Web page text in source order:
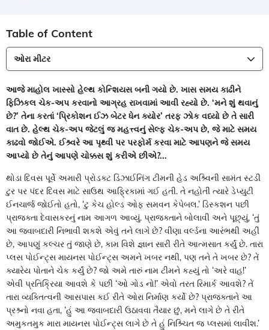
Table of Content
ઓરા મીટર
આજે માહોલ ખાસ્સો હેલ્થ કોન્શિયસ બની ગયો છે. ખાસ સમય કાઢીને
ફિઝિકલ ચેક-અપ કરવાનો આગ્રહ રાખવામાં આવી રહ્યો છે. ‘મને શું થવાનું
છે?’ તેના કરતાં ‘પ્રિકોશન ઈઝ બેટર ધેન ક્યોર’ તરફ ઝોક વધ્યો છે તે સારી
વાત છે. હેલ્થ ચેક-અપ જેટલું જ મહત્ત્વનું સેલ્ફ ચેક-અપ છે, જે માટે સમય
કાઢવો જોઈએ. ઈશ્ર્વરે આ પૃથ્વી પર પરફોર્મ કરવા માટે આપણને જે સમય
આપ્યો છે તેનું આપણે ચોક્કસ શું કરીએ છીએ?...
થોડા દિવસ પૂર્વે અમારી પ્રોડક્ટ ડિઝાઈનિંગ ટીમની હેડ અશ્ર્વિની સામંત સ્ટડી
ટુર પર પંદર દિવસ માટે સાઉથ આફ્રિકામાં ગઈ હતી. તે નહોતી ત્યારે ડેપ્યુટી
ઈનચાર્જ જોઈતો હતો, ‘ટુ કેચ હોલ્ડ ઓફ સમવન કેપેબલ.’ ડિસ્કશન પછી
પ્રાજક્તા દેવાસકરનું નામ આગળ આવ્યું. પ્રાજક્તાને બોલાવી અને પૂછ્યું, ‘તું
આ જવાબદારી નિભાવી શકશે એવું તને લાગે છે? વીણા વર્લ્ડના આરંભથી અહીં
છે, આપણું કલ્ચર તું જાણે છે, કામ વિશે જ્ઞાન સારી રીતે આત્મસાત કર્યું છે. તારા
પ્લસ પોઈન્ટ્સ માયનસ પોઈન્ટ્સ અમને ખબર નથી, પણ તને તે ખબર છે? તેં
ક્યારેય પોતાને ચેક કર્યું છે? જો અમે તારું નામ ટીમને કહ્યું તો ‘અરે વાહ!’
એવી પ્રતિક્રિયા આવશે કે પછી ‘ઓ ગોડ નો!’ એવો તરત રિમાર્ક આવશે? તેં
તારા વ્યક્તિત્વની આસપાસ કઈ રીતે ઓરા નિર્માણ કર્યો છે? પ્રાજક્તાને આ
પ્રશ્ર્નો નવા હતા, ‘હું આ જવાબદારી ઉઠાવવા તૈયાર છું, મને લાગે છે તે રીતે
અમુકતમુક મારા માયનસ પોઈન્ટ્સ લાગે છે તે હું નિશ્ર્ચિત જ પ્લસમાં લાવીશ.’